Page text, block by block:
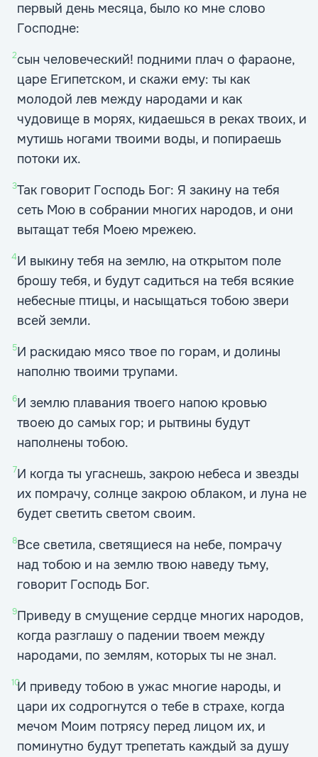
первый день месяца, было ко мне слово
Господне:
2сын человеческий! подними плач о фараоне,
царе Египетском, и скажи ему: ты как
молодой лев между народами и как
чудовище в морях, кидаешься в реках твоих, и
мутишь ногами твоими воды, и попираешь
потоки их.
3Так говорит Господь Бог: Я закину на тебя
сеть Мою в собрании многих народов, и они
вытащат тебя Моею мрежею.
4И выкину тебя на землю, на открытом поле
брошу тебя, и будут садиться на тебя всякие
небесные птицы, и насыщаться тобою звери
всей земли.
5И раскидаю мясо твое по горам, и долины
наполню твоими трупами.
6И землю плавания твоего напою кровью
твоею до самых гор; и рытвины будут
наполнены тобою.
7И когда ты угаснешь, закрою небеса и звезды
их помрачу, солнце закрою облаком, и луна не
будет светить светом своим.
8Все светила, светящиеся на небе, помрачу
над тобою и на землю твою наведу тьму,
говорит Господь Бог.
9Приведу в смущение сердце многих народов,
когда разглашу о падении твоем между
народами, по землям, которых ты не знал.
10И приведу тобою в ужас многие народы, и
цари их содрогнутся о тебе в страхе, когда
мечом Моим потрясу перед лицом их, и
поминутно будут трепетать каждый за душу